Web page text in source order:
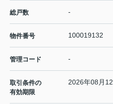
総戸数 -
物件番号 100019132
管理コード -
取引条件の
有効期限
2026年08月